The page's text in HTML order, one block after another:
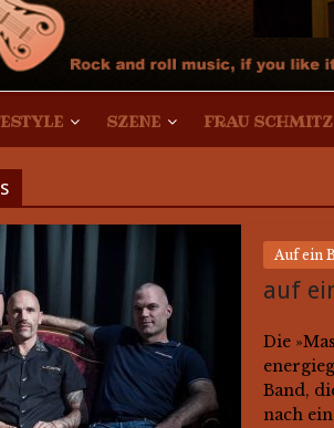
SZENE FRAU
Auf ein
auf
Die
Band,
nach